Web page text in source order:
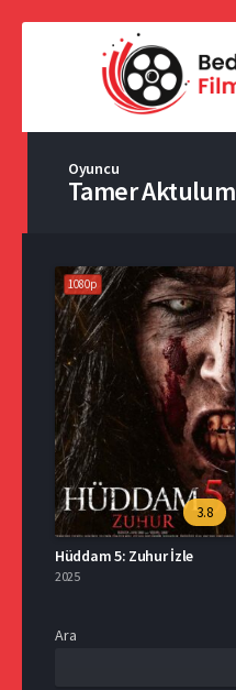
Oyuncu
Tamer Aktulum
1080p
3.8
Hüddam 5: Zuhur İzle
2025
Ara